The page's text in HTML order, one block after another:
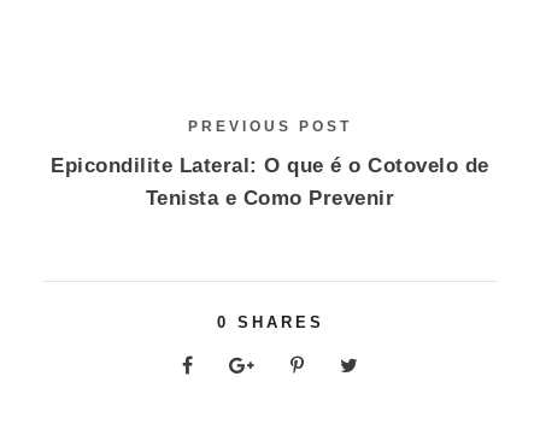
PREVIOUS POST
Epicondilite Lateral: O que é o Cotovelo de
Tenista e Como Prevenir
0 SHARES